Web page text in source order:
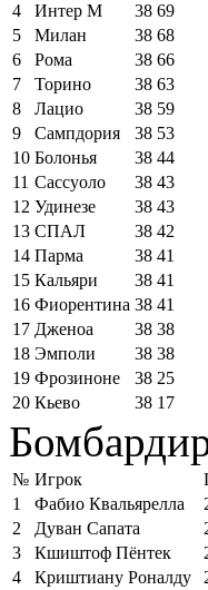
4
Интер М 38 69
5
Милан 38 68
6
Рома 38 66
7
Торино 38 63
8
Лацио 38 59
9
Сампдория 38 53
10 Болонья 38 44
11 Сассуоло 38 43
12 Удинезе 38 43
13 СПАЛ 38 42
14 Парма 38 41
15 Кальяри 38 41
16 Фиорентина 38 41
17 Дженоа 38 38
18 Эмполи 38 38
19 Фрозиноне 38 25
20 Кьево 38 17
№ Игрок
1
Фабио Квальярелла
2
Дуван Сапата
3
Кшиштоф Пёнтек
4
Криштиану Роналду